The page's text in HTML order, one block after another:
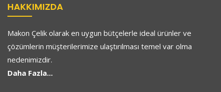
HAKKIMIZDA
Makon Çelik olarak en uygun bütçelerle ideal ürünler ve
çözümlerin müşterilerimize ulaştırılması temel var olma
nedenimizdir.
Daha Fazla...